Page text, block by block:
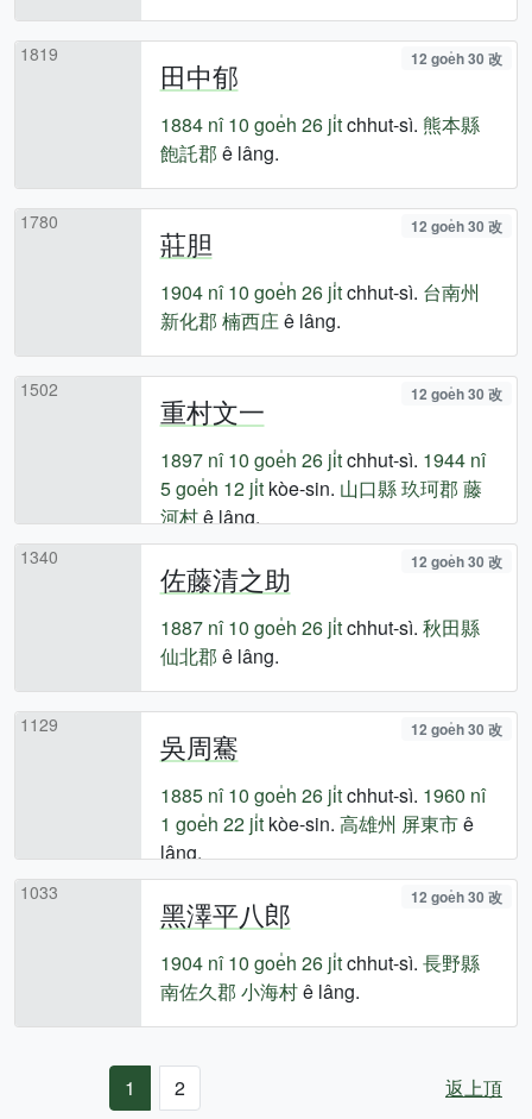
1819
田中郁 12 goe̍h 30 改
1884 nî 10 goe̍h 26 ji̍tchhut-sì. 熊本縣
飽託郡 ê lâng.
1780
莊胆 12 goe̍h 30 改
1904 nî 10 goe̍h 26 ji̍tchhut-sì. 台南州
新化郡 楠西庄ê lâng.
1502
重村文一 12 goe̍h 30 改
1897 nî 10 goe̍h 26 ji̍tchhut-sì. 1944 nî
5 goe̍h 12 ji̍tkòe-sin. 山口縣玖珂郡 藤
河村ê lâng.
1340
佐藤清之助 12 goe̍h 30 改
1887 nî 10 goe̍h 26 ji̍tchhut-sì. 秋田縣
仙北郡 ê lâng.
1129
吳周騫 12 goe̍h 30 改
1885 nî 10 goe̍h 26 ji̍tchhut-sì. 1960 nî
1 goe̍h 22 ji̍tkòe-sin. 高雄州 屏東市ê
lâng.
1033
黑澤平八郎 12 goe̍h 30 改
1904 nî 10 goe̍h 26 ji̍tchhut-sì. 長野縣
南佐久郡 小海村ê lâng.
1 2 返上頂